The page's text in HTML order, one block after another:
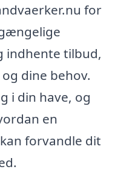
for
indhente tilbud,
dine behov.
i din have, og
en
forvandle dit